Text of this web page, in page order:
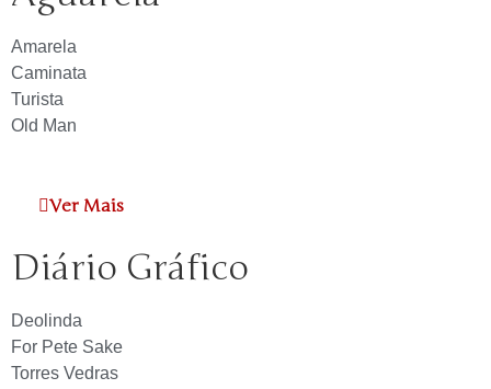
Amarela
Caminata
Turista
Old Man
Ver Mais
Diário Gráfico
Deolinda
For Pete Sake
Torres Vedras